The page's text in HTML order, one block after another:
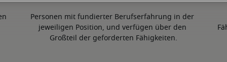
Personen mit fundierter Berufserfahrung in der
jeweiligen Position, und verfügen über den
Großteil der geforderten Fähigkeiten.